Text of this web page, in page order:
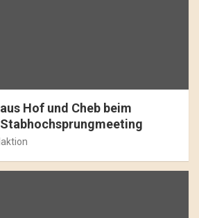
Hof und Cheb beim